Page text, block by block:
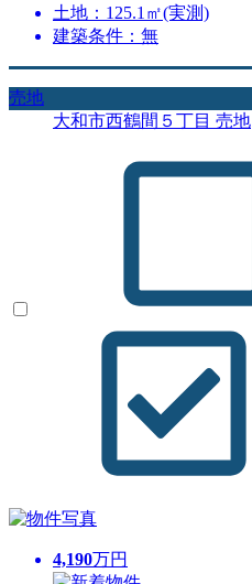
土地：125.1㎡(実測)
建築条件：無
売地
大和市西鶴間５丁目 売地
4,190万円